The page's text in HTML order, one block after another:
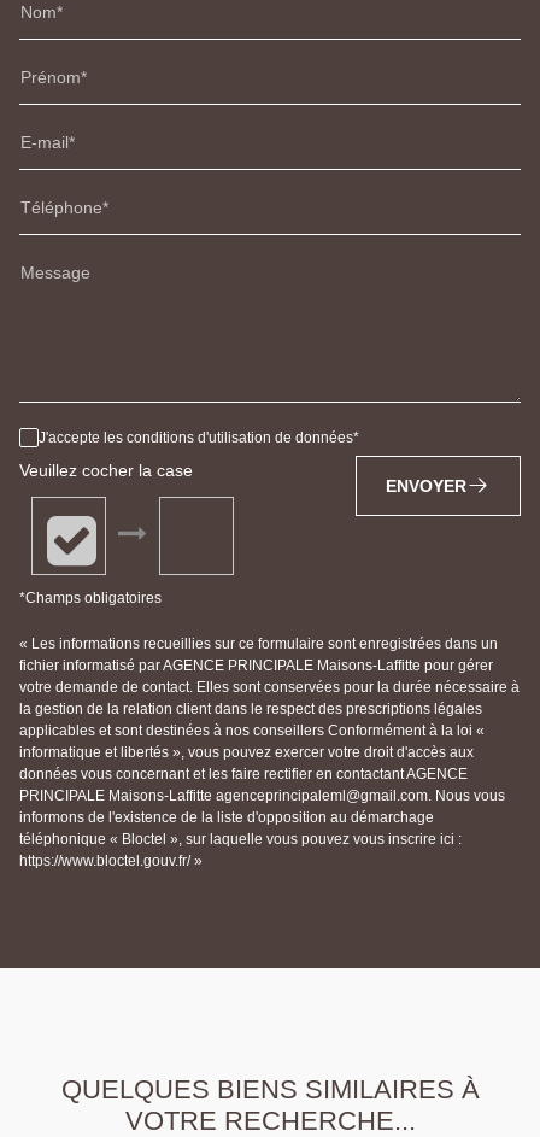
Nom
Prénom
E-mail
Téléphone
Message
J'accepte les conditions d'utilisation de données
Veuillez cocher la case
*Champs obligatoires
ENVOYER
« Les informations recueillies sur ce formulaire sont enregistrées dans un
fichier informatisé par AGENCE PRINCIPALE Maisons-Laffitte pour gérer
votre demande de contact. Elles sont conservées pour la durée nécessaire à
la gestion de la relation client dans le respect des prescriptions légales
applicables et sont destinées à nos conseillers Conformément à la loi «
informatique et libertés », vous pouvez exercer votre droit d'accès aux
données vous concernant et les faire rectifier en contactant AGENCE
PRINCIPALE Maisons-Laffitte agenceprincipaleml@gmail.com. Nous vous
informons de l'existence de la liste d'opposition au démarchage
téléphonique « Bloctel », sur laquelle vous pouvez vous inscrire ici :
https://www.bloctel.gouv.fr/ »
QUELQUES BIENS SIMILAIRES À
VOTRE RECHERCHE...